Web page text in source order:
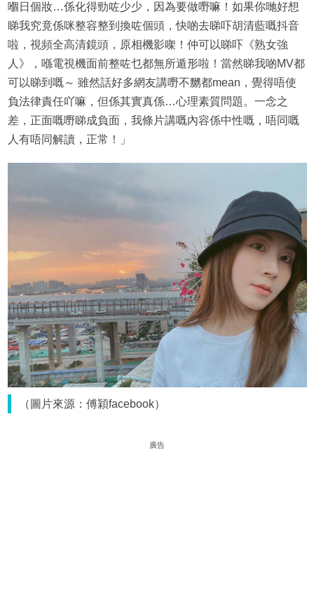
嗰日個妝…係化得勁咗少少，因為要做嘢嘛！如果你哋好想
睇我究竟係咪整容整到換咗個頭，快啲去睇吓胡清藍嘅抖音
啦，視頻全高清鏡頭，原相機影㗎！仲可以睇吓《熟女強
人》，喺電視機面前整咗乜都無所遁形啦！當然睇我啲MV都
可以睇到嘅～ 雖然話好多網友講嘢不嬲都mean，覺得唔使
負法律責任吖嘛，但係其實真係…心理素質問題。一念之
差，正面嘅嘢睇成負面，我條片講嘅內容係中性嘅，唔同嘅
人有唔同解讀，正常！」
（圖片來源：傅穎facebook）
廣告